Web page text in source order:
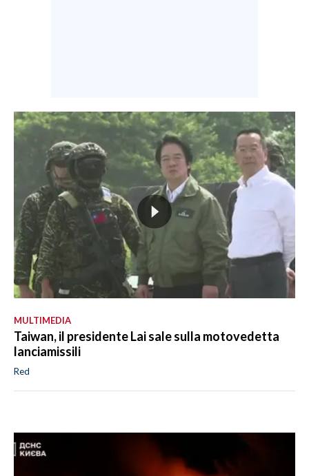
MULTIMEDIA
Taiwan, il presidente Lai sale sulla motovedetta
lanciamissili
Red